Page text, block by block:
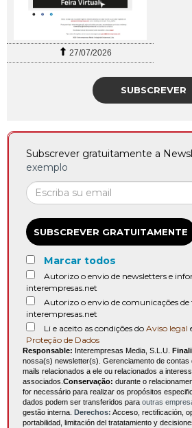
27/07/2026
SUBSCREVER
Subscrever gratuitamente a
exemplo
SUBSCREVER GRATUITAMENTE
Marcar todos
Autorizo o envio de newsletters e
interempresas.net
Autorizo o envio de comunicações de
interempresas.net
Li e aceito as condições do Aviso legal
Proteção de Dados
Responsable: Interempresas Media, S.L.U.
nossa(s) newsletter(s). Gerenciamento de contas
mails relacionados a ele ou relacionados a
associados. Conservação: durante o
for necessário para realizar os propósitos
dados podem ser transferidos para outras
gestão interna. Derechos: Acceso, rectificación,
portabilidad, limitación del tratatamiento y